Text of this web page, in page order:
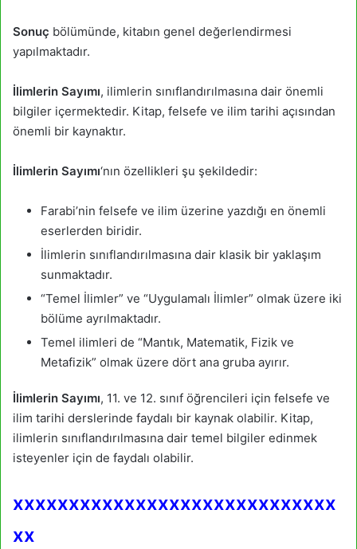
Sonuç bölümünde, kitabın genel değerlendirmesi
yapılmaktadır.
İlimlerin Sayımı, ilimlerin sınıflandırılmasına dair önemli
bilgiler içermektedir. Kitap, felsefe ve ilim tarihi açısından
önemli bir kaynaktır.
İlimlerin Sayımı‘nın özellikleri şu şekildedir:
Farabi’nin felsefe ve ilim üzerine yazdığı en önemli
eserlerden biridir.
İlimlerin sınıflandırılmasına dair klasik bir yaklaşım
sunmaktadır.
“Temel İlimler” ve “Uygulamalı İlimler” olmak üzere iki
bölüme ayrılmaktadır.
Temel ilimleri de “Mantık, Matematik, Fizik ve
Metafizik” olmak üzere dört ana gruba ayırır.
İlimlerin Sayımı, 11. ve 12. sınıf öğrencileri için felsefe ve
ilim tarihi derslerinde faydalı bir kaynak olabilir. Kitap,
ilimlerin sınıflandırılmasına dair temel bilgiler edinmek
isteyenler için de faydalı olabilir.
xxxxxxxxxxxxxxxxxxxxxxxxxxxxx
xx